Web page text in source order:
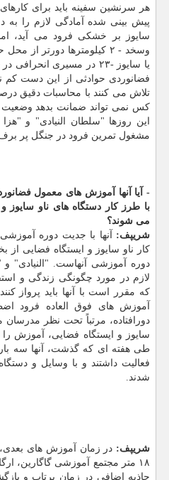
هر سرنشین سفینه باید برای
پیش بینی شده آمادگی لازم را به
سایوز بر خشكی فرود می آید، اما
وسخد - ۲ كیلومترها دورتر
یا سایوز -۲۳ در مسیری
فضانوردی حوادثی از این دست كم
تلاش می كنند با محاسبات دقیق
كس نمی تواند ضمانت بدهد
این روزها "سلطان النیادی" و
مشغول تمرین فرود در جنگل پر
- آیا آنها آموزش های معمول
با طرز كار دستگاه های ناو سایوز
می شوند؟
شریپف:
آنها با جدیت دوره
كار ناو سایوز و ایستگاه فضایی
دوره آموزشی آنهاست. "النیادی" و
لازم در مورد چگونگی زندگی و
كه مقرر است با آنها باید پرواز كنند
آموزش های فوق العاده فرود
دورافتاده، مرتباً تحت نظر
سایوز و ایستگاه فضایی، آموزش
طی هفته ای كه گذشت، آنها سه
فعالیت داشتند و با وسایل و
شدند.
شریپف: در زمان آموزش های بعدی،
۱۸ متر مجتمع آموزشی گاگارین،
جاذبه اضافی در زمان پرتاب و